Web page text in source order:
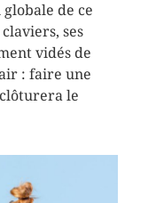
de ce
ses
vidés de
: faire une
le